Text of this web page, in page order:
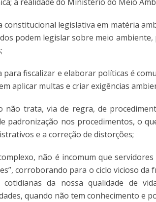
constitucional legislativa em matéria
podem legislar sobre meio
para fiscalizar e elaborar políticas é
aplicar multas e criar exigências
não trata, via de regra, de
padronização nos procedimentos, o
e a correção de distorções;
não é incomum que
corroborando para o ciclo vicioso
cotidianas da nossa qualidade de
quando não tem conhecimento e